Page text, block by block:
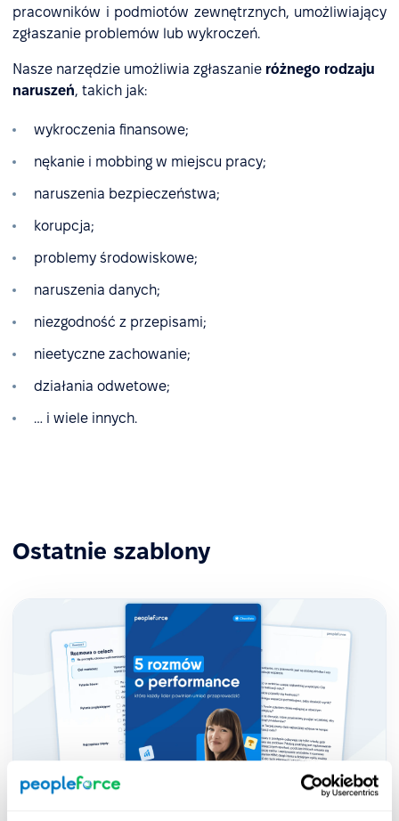
pracowników i podmiotów zewnętrznych, umożliwiający
zgłaszanie problemów lub wykroczeń.
Nasze narzędzie umożliwia zgłaszanie różnego rodzaju
naruszeń, takich jak:
wykroczenia finansowe;
nękanie i mobbing w miejscu pracy;
naruszenia bezpieczeństwa;
korupcja;
problemy środowiskowe;
naruszenia danych;
niezgodność z przepisami;
nieetyczne zachowanie;
działania odwetowe;
… i wiele innych.
Ostatnie szablony